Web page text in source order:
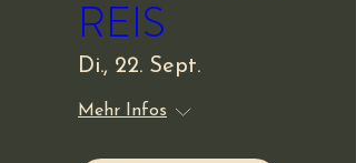
REIS
Di., 22. Sept.
Mehr Infos